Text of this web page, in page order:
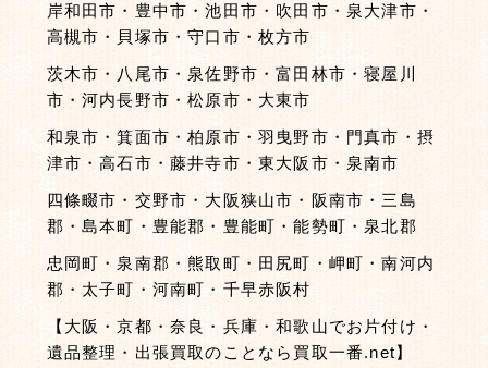
岸和田市・豊中市・池田市・吹田市・泉大津市・
高槻市・貝塚市・守口市・枚方市
茨木市・八尾市・泉佐野市・富田林市・寝屋川
市・河内長野市・松原市・大東市
和泉市・箕面市・柏原市・羽曳野市・門真市・摂
津市・高石市・藤井寺市・東大阪市・泉南市
四條畷市・交野市・大阪狭山市・阪南市・三島
郡・島本町・豊能郡・豊能町・能勢町・泉北郡
忠岡町・泉南郡・熊取町・田尻町・岬町・南河内
郡・太子町・河南町・千早赤阪村
【大阪・京都・奈良・兵庫・和歌山でお片付け・
遺品整理・出張買取のことなら買取一番.net】